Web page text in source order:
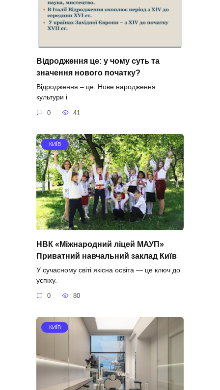
Відродження це: у чому суть та
значення нового початку?
Відродження – це: Нове народження
культури і
0 41
КИЇВ
НВК «Міжнародний ліцей МАУП»
Приватний навчальний заклад Київ
У сучасному світі якісна освіта — це ключ до
успіху.
0 80
КИЇВ